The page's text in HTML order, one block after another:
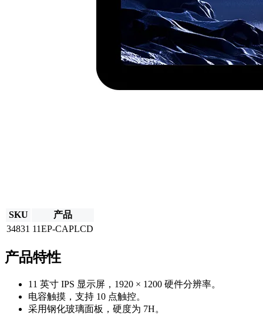
SKU
产品
34831 11EP-CAPLCD
产品特性
11 英寸 IPS 显示屏，1920 × 1200 硬件分辨率。
电容触摸，支持 10 点触控。
采用钢化玻璃面板，硬度为 7H。